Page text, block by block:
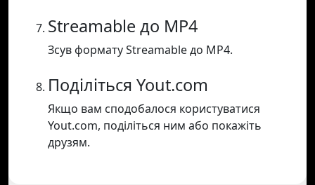
Streamable до MP4
Зсув формату Streamable до MP4.
Поділіться Yout.com
Якщо вам сподобалося користуватися
Yout.com, поділіться ним або покажіть
друзям.